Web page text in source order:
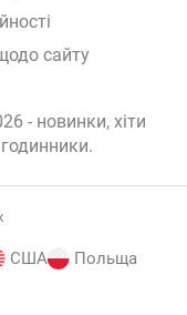
сайту
- новинки, хіти
.
США
Польща